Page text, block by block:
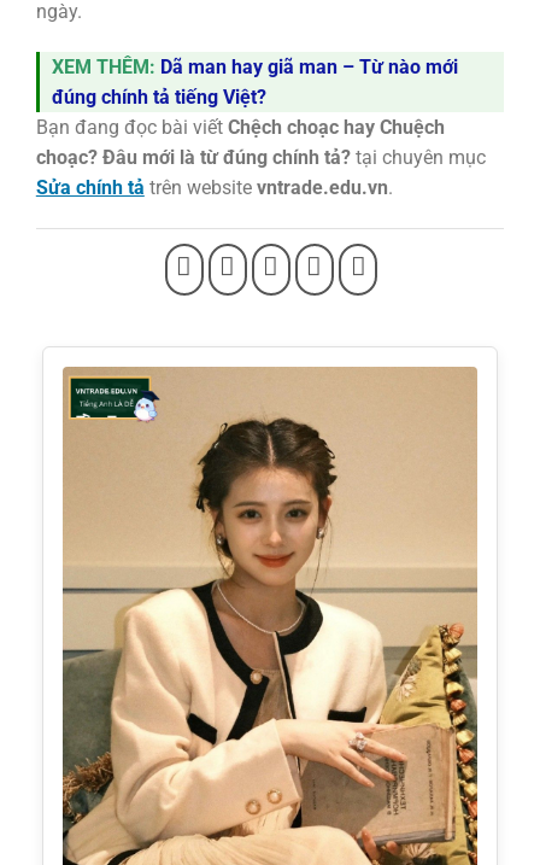
ngày.
XEM THÊM: Dã man hay giã man – Từ nào mới
đúng chính tả tiếng Việt?
Bạn đang đọc bài viết Chệch choạc hay Chuệch
choạc? Đâu mới là từ đúng chính tả?tại chuyên mục
Sửa chính tả trên website vntrade.edu.vn.